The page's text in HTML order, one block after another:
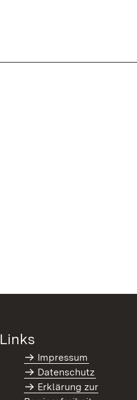
Links
Impressum
Datenschutz
Erklärung zur